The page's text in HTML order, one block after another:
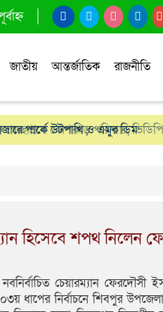
জাতীয় আন্তর্জাতিক রাজনীতি
ঝোপঝাড় পরিষ্কার,
পার্কে উটপাখি ও এমুর ডিম
হিসেবে শপথ নিলেন
চেয়ারম্যান ফেরদৌসী
ধাপের নির্বাচনে শিবপুর উপজেলা